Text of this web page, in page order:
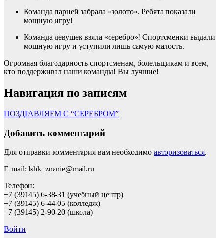
Команда парней забрала «золото». Ребята показали
мощную игру!
Команда девушек взяла «серебро»! Спортсменки выдали
мощную игру и уступили лишь самую малость.
Огромная благодарность спортсменам, болельщикам и всем,
кто поддерживал наши команды! Вы лучшие!
Навигация по записям
ПОЗДРАВЛЯЕМ С “СЕРЕБРОМ”
Добавить комментарий
Для отправки комментария вам необходимо авторизоваться.
E-mail: lshk_znanie@mail.ru
Телефон:
+7 (39145) 6-38-31 (учебный центр)
+7 (39145) 6-44-05 (колледж)
+7 (39145) 2-90-20 (школа)
Войти